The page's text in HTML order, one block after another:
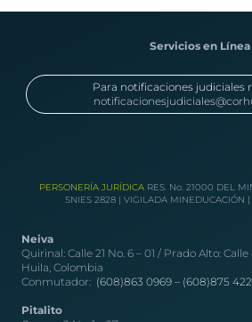
Servicios en Línea
Para notificaciones judiciales
PERSONERÍA JURÍDICA RES. No. 21000 DEL
SNIES 2828 | VIGILADA MINEDUCACIÓN |
Neiva
Quirinal: Calle 21 No. 6 – 01 / Prado Alto:
Huila, Colombia
Conmutador: (608)863 0969 – (608)875
Pitalito